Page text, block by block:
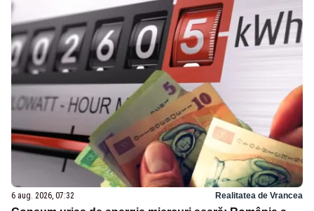
6 aug. 2026, 07:32 Realitatea de Vrancea